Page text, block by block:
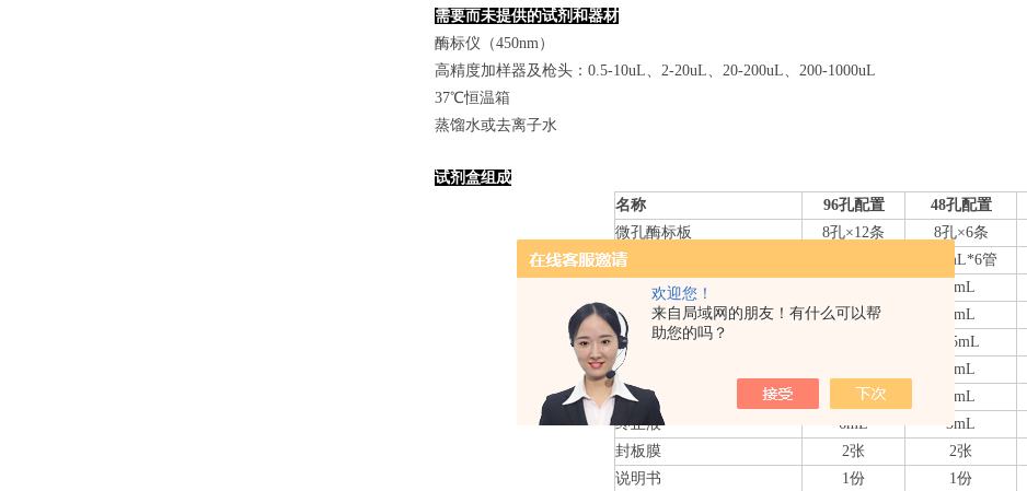
欢迎您！
来自局域网的朋友！有什么可以帮
助您的吗？
需要而未提供的试剂和器材
酶标仪（450nm）
高精度加样器及枪头：0.5-10uL、2-20uL、20-200uL、200-1000uL
37℃恒温箱
蒸馏水或去离子水
试剂盒组成
名称
96孔配置 48孔配置
微孔酶标板
8孔×12条 8孔×6条
标准品
mL*6管
样本稀释液
3mL
检测抗体-HRP
10mL 5mL
20×洗涤缓冲液
15mL
底物A
3mL
底物B
6mL 3mL
终止液
6mL 3mL
封板膜
2张 2张
说明书
1份 1份